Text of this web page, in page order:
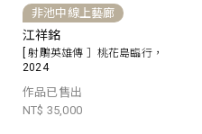
非池中線上藝廊
江祥銘
[ 射鵰英雄傳 ］桃花島臨行，
2024
作品已售出
NT$ 35,000